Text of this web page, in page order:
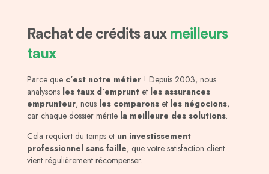
Rachat de crédits aux meilleurs
taux
Parce que c’est notre métier! Depuis 2003, nous
analysons les taux d’empruntet les assurances
emprunteur, nous les comparonset les négocions,
car chaque dossier mérite la meilleure des solutions.
Cela requiert du temps etun investissement
professionnel sans faille, que votre satisfaction client
vient régulièrement récompenser.